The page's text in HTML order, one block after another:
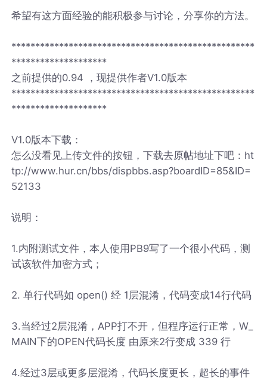
希望有这方面经验的能积极参与讨论，分享你的方法。
***************************************************
********************
之前提供的0.94 ，现提供作者V1.0版本
***************************************************
********************
V1.0版本下载：
怎么没看见上传文件的按钮，下载去原帖地址下吧：ht
tp://www.hur.cn/bbs/dispbbs.asp?boardID=85&ID=
52133
说明：
1.内附测试文件，本人使用PB9写了一个很小代码，测
试该软件加密方式；
2. 单行代码如 open() 经 1层混淆，代码变成14行代码
3.当经过2层混淆，APP打不开，但程序运行正常，W_
MAIN下的OPEN代码长度 由原来2行变成 339 行
4.经过3层或更多层混淆，代码长度更长，超长的事件